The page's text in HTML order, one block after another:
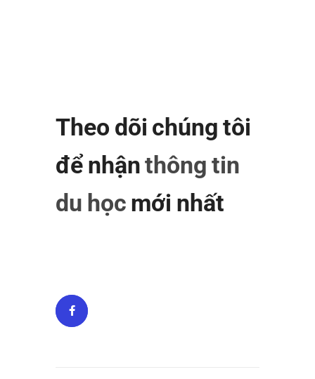
Theo dõi chúng tôi
để nhậnthông tin
du học mới nhất